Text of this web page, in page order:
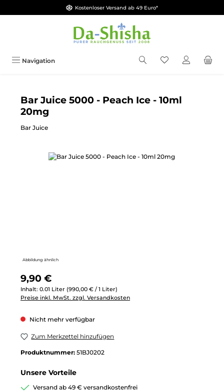
Zum Hauptinhalt springenKostenloser Versand ab 49 Euro*
Navigation Du hast 0
Bar Juice 5000 - Peach Ice - 10ml
20mg
Bar Juice
Bildergalerie überspringen
Abbildung ähnlich
Regulärer Preis:
9,90 €
Inhalt: 0.01 Liter (990,00 € / 1 Liter)
Preise inkl. MwSt. zzgl. Versandkosten
Nicht mehr verfügbar
Zum Merkzettel hinzufügen
Produktnummer: 51BJ0202
Unsere Vorteile
Versand ab 49 € versandkostenfrei